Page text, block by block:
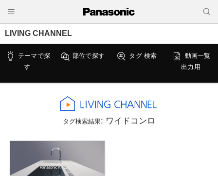
LIVING CHANNEL
テーマで探
す
部位で探す タグ 検索
動画一覧
出力用
タグ検索結果: ワイドコンロ